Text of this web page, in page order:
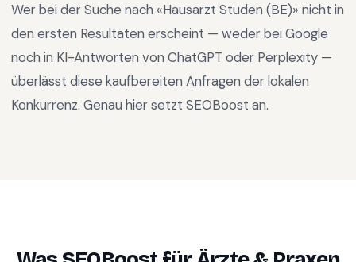
Wer bei der Suche nach «Hausarzt Studen (BE)» nicht in
den ersten Resultaten erscheint — weder bei Google
noch in KI-Antworten von ChatGPT oder Perplexity —
überlässt diese kaufbereiten Anfragen der lokalen
Konkurrenz. Genau hier setzt SEOBoost an.